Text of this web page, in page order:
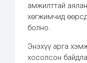
амжилттай
хөгжимчид
болно.
Энэхүү арга
хосолсон